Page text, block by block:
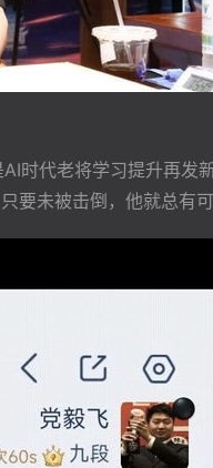
代老将学习提升再发
未被击倒，他就总有